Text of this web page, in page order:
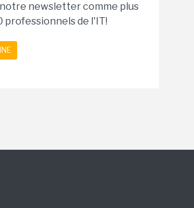
newsletter comme plus
professionnels de l'IT!